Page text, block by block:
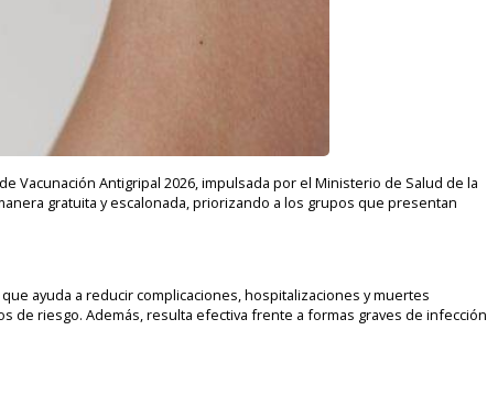
Vacunación Antigripal 2026, impulsada por el Ministerio de Salud de la
gratuita y escalonada, priorizando a los grupos que presentan
ayuda a reducir complicaciones, hospitalizaciones y muertes
de riesgo. Además, resulta efectiva frente a formas graves de infección